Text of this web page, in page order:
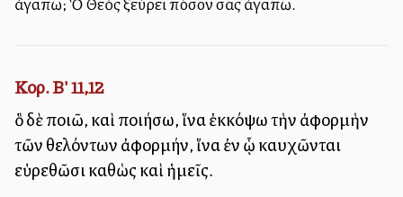
Κορ. Β' 11,12
ὃ δὲ ποιῶ, καὶ ποιήσω, ἵνα ἐκκόψω τὴν ἀφορμὴν
τῶν θελόντων ἀφορμήν, ἵνα ἐν ᾧ καυχῶνται
εὑρεθῶσι καθὼς καὶ ἡμεῖς.